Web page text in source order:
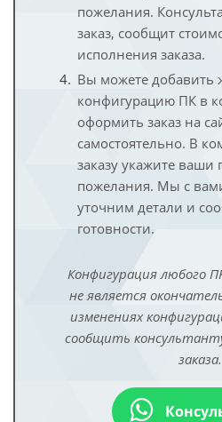
пожелания.
заказ, сообщит
исполнения заказа.
Вы можете добавить
конфигурацию ПК в
оформить заказ на
самостоятельно. В
заказу укажите ваши
пожелания. Мы с
уточним детали и
готовности.
Конфигурация любого
не является
изменениях
сообщить
заказа.